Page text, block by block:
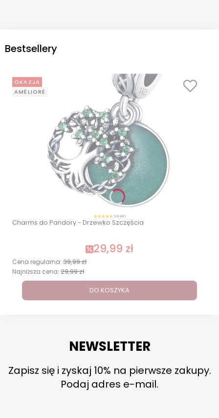
Bestsellery
OKAZJA
AMÉLIORÉ
5.0 (47)
Charms do Pandory - Drzewko Szczęścia
29,99 zł
Cena regularna: 39,99 zł
Najniższa cena: 29,99 zł
DO KOSZYKA
NEWSLETTER
Zapisz się i zyskaj 10% na pierwsze zakupy.
Podaj adres e-mail.